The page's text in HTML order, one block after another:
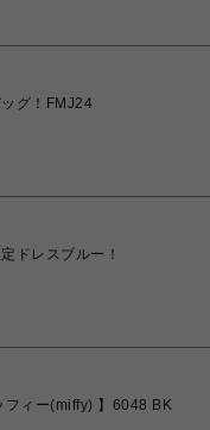
ッグ！FMJ24
ドレスブルー！
フィー(miffy) 】6048 BK